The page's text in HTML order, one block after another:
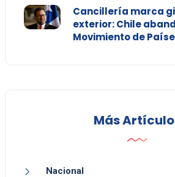
Cancillería marca
exterior: Chile
Movimiento de
Más
Nacional